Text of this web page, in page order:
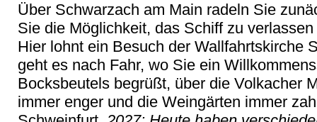
Über Schwarzach am Main radeln Sie
Sie die Möglichkeit, das Schiff zu
Hier lohnt ein Besuch der Wallfahrtskirche
geht es nach Fahr, wo Sie ein
Bocksbeutels begrüßt, über die Volkacher
immer enger und die Weingärten immer